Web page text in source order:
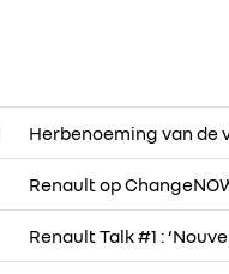
Herbenoeming van
Renault op
Renault Talk #1 :